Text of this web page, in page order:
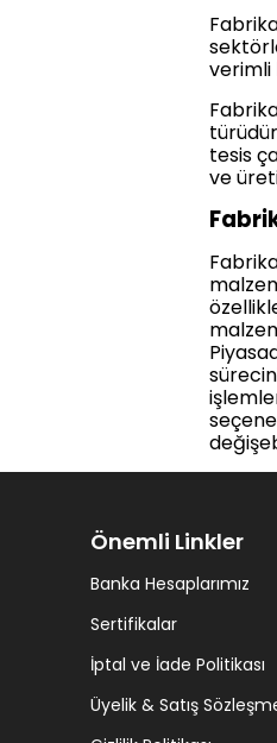
verimli
tesis
ve
Önemli Linkler
Banka Hesaplarımız
Sertifikalar
İptal ve İade Politikası
Üyelik & Satış